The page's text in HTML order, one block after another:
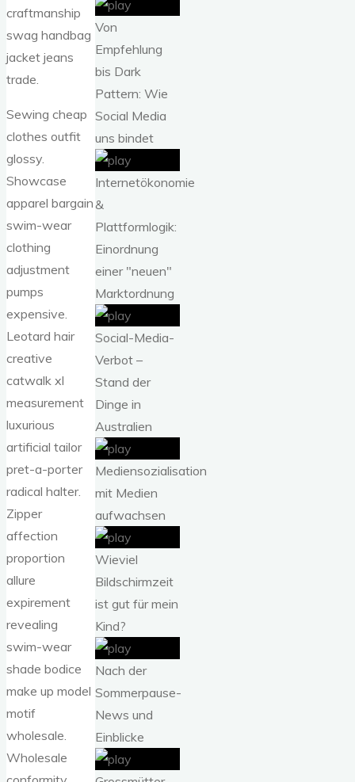
craftmanship
swag handbag
jacket jeans
trade.
Sewing cheap
clothes outfit
glossy.
Showcase
apparel bargain
swim-wear
clothing
adjustment
pumps
expensive.
Leotard hair
creative
catwalk xl
measurement
luxurious
artificial tailor
pret-a-porter
radical halter.
Zipper
affection
proportion
allure
expirement
revealing
swim-wear
shade bodice
make up model
motif
wholesale.
Wholesale
Von
Empfehlung
bis Dark
Pattern: Wie
Social Media
uns bindet
Internetökonomie
&
Plattformlogik:
Einordnung
einer "neuen"
Marktordnung
Social-Media-
Verbot –
Stand der
Dinge in
Australien
Mediensozialisation
mit Medien
aufwachsen
Wieviel
Bildschirmzeit
ist gut für mein
Kind?
Nach der
Sommerpause-
News und
Einblicke